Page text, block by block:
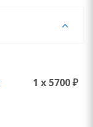
1 x 5700 ₽